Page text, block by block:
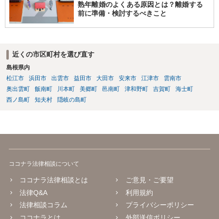
熟年離婚のよくある原因とは？離婚する
前に準備・検討するべきこと
近くの市区町村を選び直す
島根県内
松江市
浜田市 出雲市 益田市 大田市 安来市 江津市
雲南市
奥出雲町
飯南町 川本町 美郷町 邑南町 津和野町 吉賀町
海士町
西ノ島町
知夫村 隠岐の島町
ココナラ法律相談について
ココナラ法律相談とは
法律Q&A
法律相談コラム
ご意見・ご要望
利用規約
プライバシーポリシー